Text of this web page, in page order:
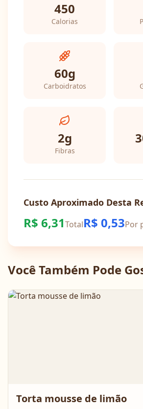
450
Calorias
60g
Carboidratos
2g
Fibras
Custo Aproximado Desta
R$ 6,31TotalR$ 0,53Por
Você Também Pode
Torta mousse de limão